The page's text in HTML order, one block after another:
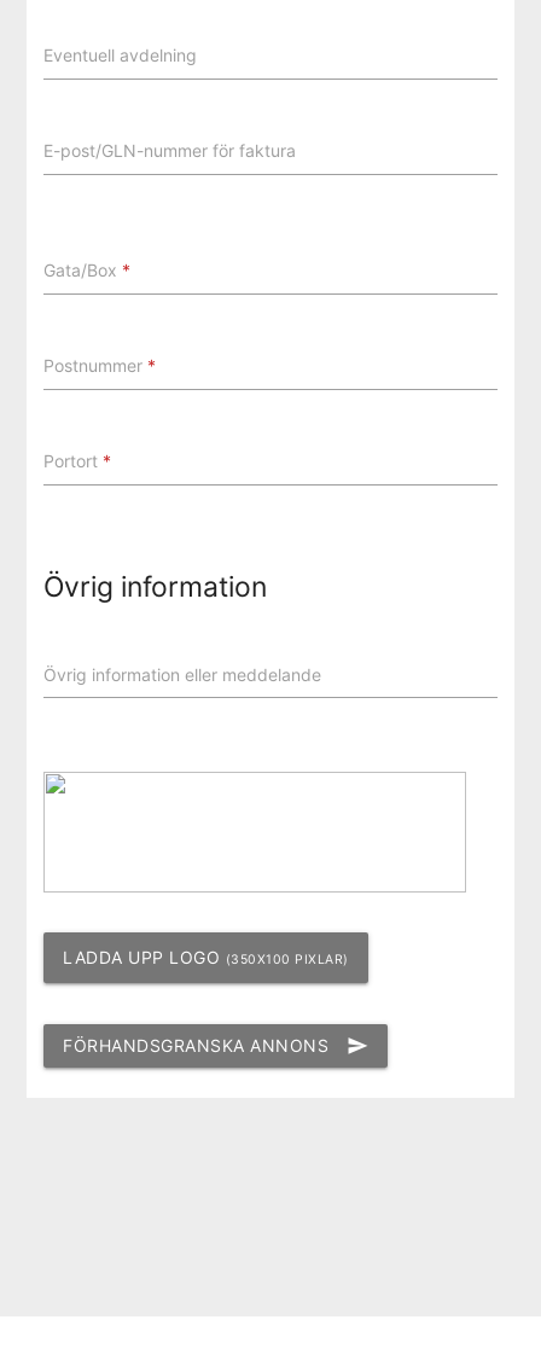
Eventuell avdelning
E-post/GLN-nummer för faktura
Gata/Box *
Postnummer *
Portort *
Övrig information
Övrig information eller meddelande
LADDA UPP LOGO (350X100 PIXLAR)
FÖRHANDSGRANSKA ANNONS send